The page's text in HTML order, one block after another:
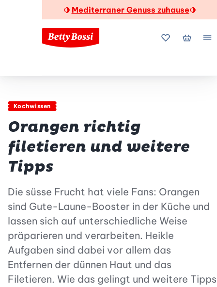
🍋 Mediterraner Genuss zuhause🍋
MeineMein
Kochwissen
Orangen richtig
filetieren und weitere
Tipps
Die süsse Frucht hat viele Fans: Orangen
sind Gute-Laune-Booster in der Küche und
lassen sich auf unterschiedliche Weise
präparieren und verarbeiten. Heikle
Aufgaben sind dabei vor allem das
Entfernen der dünnen Haut und das
Filetieren. Wie das gelingt und weitere Tipps